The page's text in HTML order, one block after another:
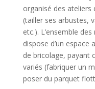
organisé des
(tailler ses arbustes,
etc.). L’ensemble
dispose d’un
de bricolage, payant
variés (fabriquer un
poser du parquet